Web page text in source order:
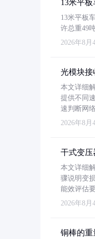
13米平
13米平板
许总重49
2026年8月
光模块接
本文详细
提供不同
速判断网
2026年8月
干式变压
本文详细
骤说明变
能效评估要
2026年8月
铜棒的重